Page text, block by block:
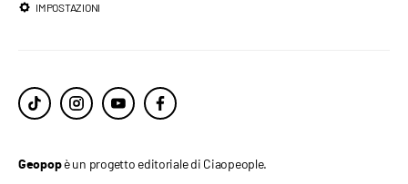
IMPOSTAZIONI
Geopopè un progetto editoriale di Ciaopeople.